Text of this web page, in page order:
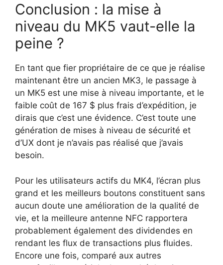
Conclusion : la mise à
niveau du MK5 vaut-elle la
peine ?
En tant que fier propriétaire de ce que je réalise
maintenant être un ancien MK3, le passage à
un MK5 est une mise à niveau importante, et le
faible coût de 167 $ plus frais d’expédition, je
dirais que c’est une évidence. C’est toute une
génération de mises à niveau de sécurité et
d’UX dont je n’avais pas réalisé que j’avais
besoin.
Pour les utilisateurs actifs du MK4, l’écran plus
grand et les meilleurs boutons constituent sans
aucun doute une amélioration de la qualité de
vie, et la meilleure antenne NFC rapportera
probablement également des dividendes en
rendant les flux de transactions plus fluides.
Encore une fois, comparé aux autres